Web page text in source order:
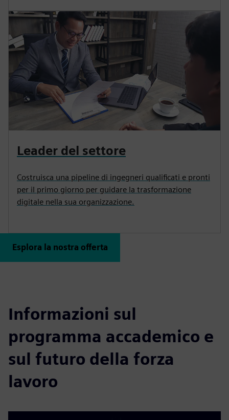
Leader del settore
Costruisca una pipeline di ingegneri qualificati e pronti
per il primo giorno per guidare la trasformazione
digitale nella sua organizzazione.
Esplora la nostra offerta
Informazioni sul
programma accademico e
sul futuro della forza
lavoro